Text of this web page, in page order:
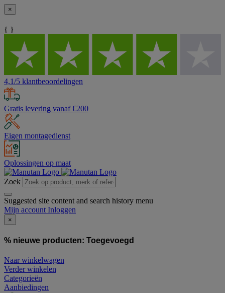
×
{ }
4,1/5 klantbeoordelingen
Gratis levering vanaf €200
Eigen montagedienst
Oplossingen op maat
Zoek
Suggested site content and search history menu
Mijn account Inloggen
×
% nieuwe producten: Toegevoegd
Naar winkelwagen
Verder winkelen
Categorieën
Aanbiedingen